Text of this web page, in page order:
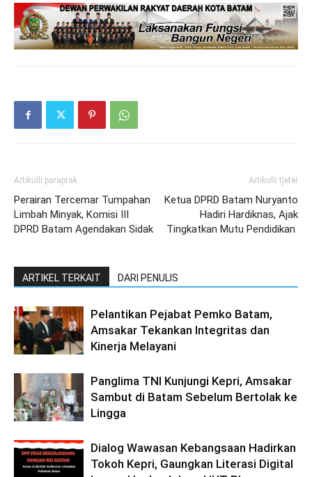
Artikulli paraprak
Perairan Tercemar Tumpahan
Limbah Minyak, Komisi III
DPRD Batam Agendakan Sidak
Artikulli tjetër
Ketua DPRD Batam Nuryanto
Hadiri Hardiknas, Ajak
Tingkatkan Mutu Pendidikan
ARTIKEL TERKAIT DARI PENULIS
Pelantikan Pejabat Pemko Batam,
Amsakar Tekankan Integritas dan
Kinerja Melayani
Panglima TNI Kunjungi Kepri, Amsakar
Sambut di Batam Sebelum Bertolak ke
Lingga
Dialog Wawasan Kebangsaan Hadirkan
Tokoh Kepri, Gaungkan Literasi Digital